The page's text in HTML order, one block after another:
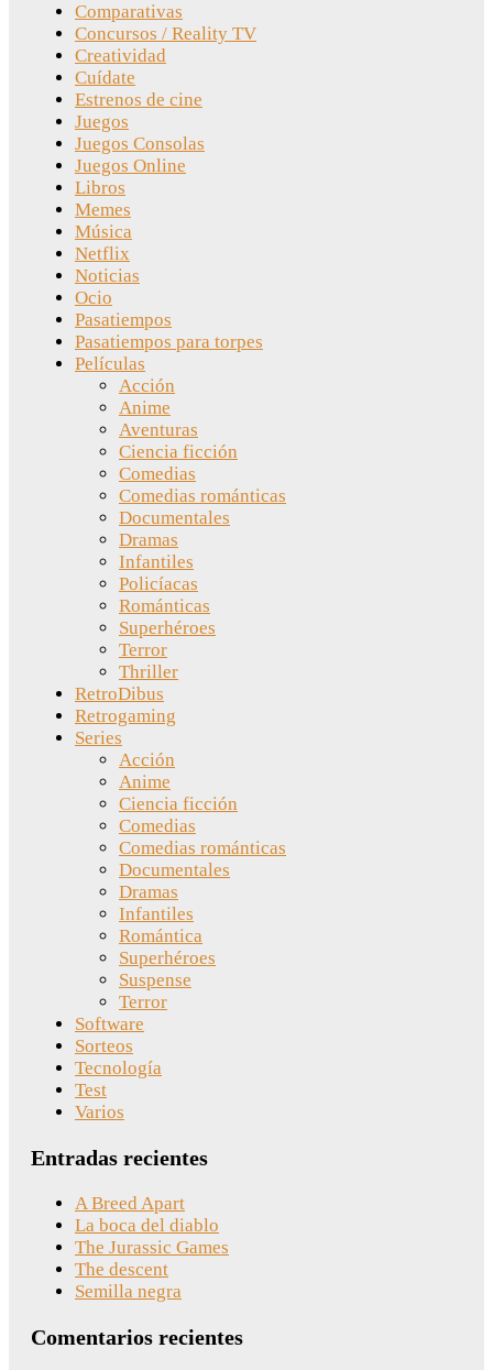
Comparativas
Concursos / Reality TV
Creatividad
Cuídate
Estrenos de cine
Juegos
Juegos Consolas
Juegos Online
Libros
Memes
Música
Netflix
Noticias
Ocio
Pasatiempos
Pasatiempos para torpes
Películas
Acción
Anime
Aventuras
Ciencia ficción
Comedias
Comedias románticas
Documentales
Dramas
Infantiles
Policíacas
Románticas
Superhéroes
Terror
Thriller
RetroDibus
Retrogaming
Series
Acción
Anime
Ciencia ficción
Comedias
Comedias románticas
Documentales
Dramas
Infantiles
Romántica
Superhéroes
Suspense
Terror
Software
Sorteos
Tecnología
Test
Varios
Entradas recientes
A Breed Apart
La boca del diablo
The Jurassic Games
The descent
Semilla negra
Comentarios recientes